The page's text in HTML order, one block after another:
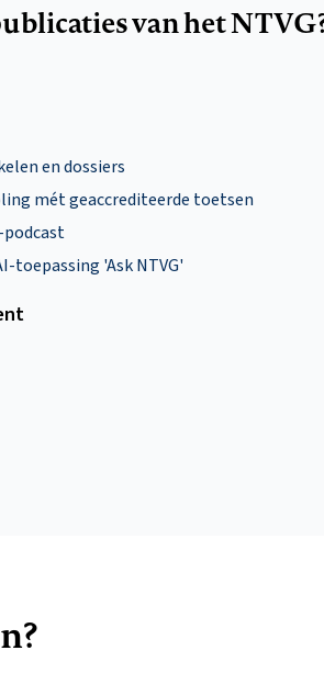
van het
en dossiers
mét geaccrediteerde toetsen
podcast
toepassing 'Ask NTVG'